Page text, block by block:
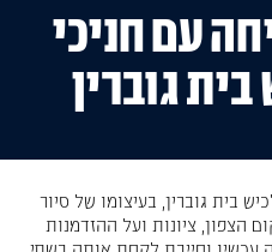
עם חניכי
גוברין
בית גוברין, בעיצומו של סיור
הצפון, ציונות ועל ההזדמנות